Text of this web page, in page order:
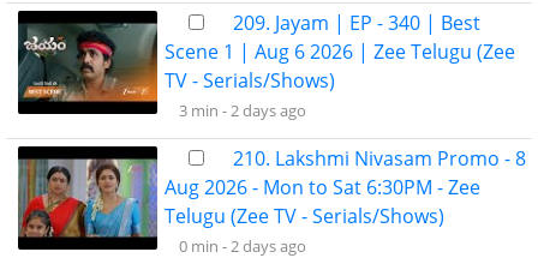
209. Jayam | EP - 340 | Best
Scene 1 | Aug 6 2026 | Zee Telugu (Zee
TV - Serials/Shows)
3 min -2 days ago
210. Lakshmi Nivasam Promo - 8
Aug 2026 - Mon to Sat 6:30PM - Zee
Telugu (Zee TV - Serials/Shows)
0 min -2 days ago